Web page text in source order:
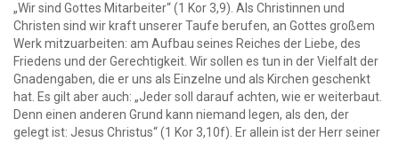
„Wir sind Gottes Mitarbeiter“ (1 Kor 3,9). Als Christinnen und
Christen sind wir kraft unserer Taufe berufen, an Gottes großem
Werk mitzuarbeiten: am Aufbau seines Reiches der Liebe, des
Friedens und der Gerechtigkeit. Wir sollen es tun in der Vielfalt der
Gnadengaben, die er uns als Einzelne und als Kirchen geschenkt
hat. Es gilt aber auch: „Jeder soll darauf achten, wie er weiterbaut.
Denn einen anderen Grund kann niemand legen, als den, der
gelegt ist: Jesus Christus“ (1 Kor 3,10f). Er allein ist der Herr seiner